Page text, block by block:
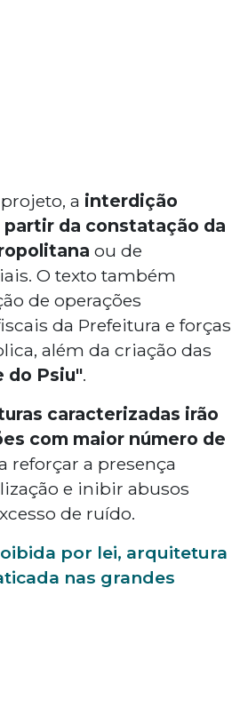
a interdição
da constatação da
ou de
O texto também
de operações
da Prefeitura e forças
além da criação das
do Psiu".
caracterizadas irão
com maior número de
reforçar a presença
e inibir abusos
de ruído.
por lei, arquitetura
nas grandes